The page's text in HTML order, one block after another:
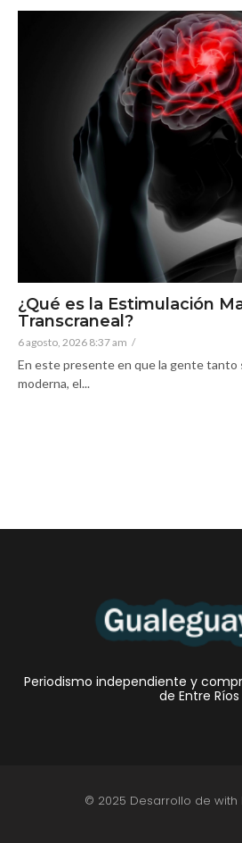
¿Qué es la Estimulación
Transcraneal?
6 agosto, 2026 8:37 am /
En este presente en que la gente tanto
moderna, el...
Periodismo independiente y
de Entre Ríos
© 2025 Desarrollo de with